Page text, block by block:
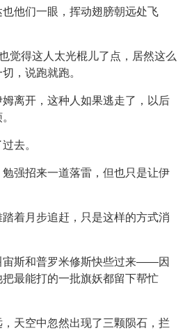
他们一眼，挥动翅膀朝远处飞
觉得这人太光棍儿了点，居然这么
，说跑就跑。
离开，这种人如果逃走了，以后
去。
强招来一道落雷，但也只是让伊
着月步追赶，只是这样的方式消
宙斯和普罗米修斯快些过来——因
最能打的一批旗妖都留下帮忙
天空中忽然出现了三颗陨石，拦